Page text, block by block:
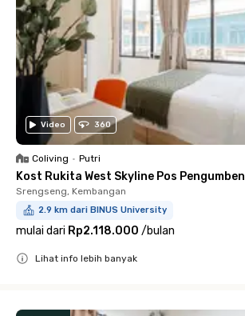
Video 360
Coliving • Putri
Kost Rukita West Skyline Pos Pengumben
Srengseng, Kembangan
2.9 km dari BINUS University
mulai dari Rp2.118.000 /bulan
Lihat info lebih banyak